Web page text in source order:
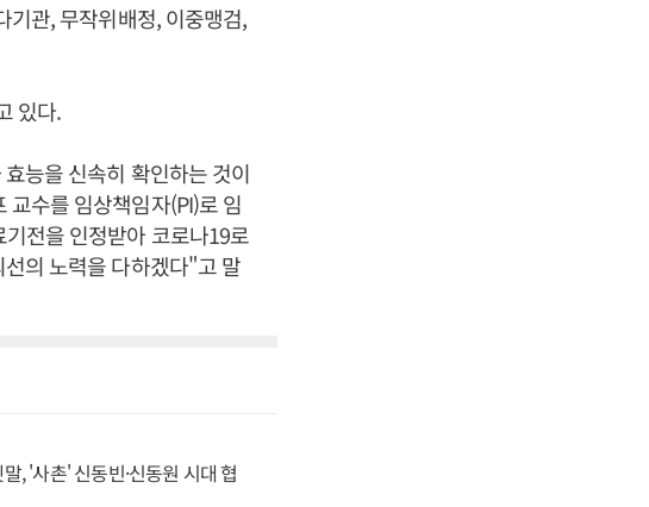
관, 무작위배정, 이중맹검,
있다.
능을 신속히 확인하는 것이
수를 임상책임자(PI)로 임
전을 인정받아 코로나19로
의 노력을 다하겠다"고 말
, '사촌' 신동빈·신동원 시대 협